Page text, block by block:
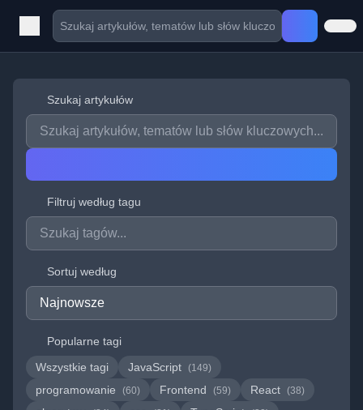
Szukaj artykułów
Filtruj według tagu
Sortuj według
Popularne tagi
Wszystkie tagi
JavaScript (149)
programowanie (60) Frontend (59) React (38)